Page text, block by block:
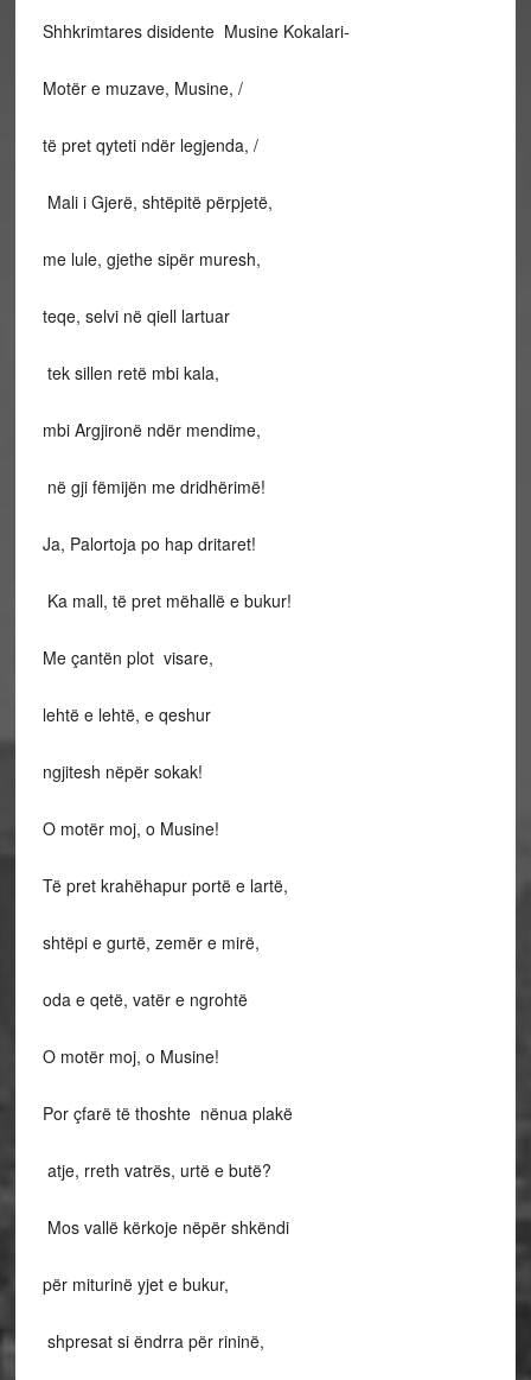
Shhkrimtares disidente Musine Kokalari-
Motër e muzave, Musine, /
të pret qyteti ndër legjenda, /
Mali i Gjerë, shtëpitë përpjetë,
me lule, gjethe sipër muresh,
teqe, selvi në qiell lartuar
tek sillen retë mbi kala,
mbi Argjironë ndër mendime,
në gji fëmijën me dridhërimë!
Ja, Palortoja po hap dritaret!
Ka mall, të pret mëhallë e bukur!
Me çantën plot visare,
lehtë e lehtë, e qeshur
ngjitesh nëpër sokak!
O motër moj, o Musine!
Të pret krahëhapur portë e lartë,
shtëpi e gurtë, zemër e mirë,
oda e qetë, vatër e ngrohtë
O motër moj, o Musine!
Por çfarë të thoshte nënua plakë
atje, rreth vatrës, urtë e butë?
Mos vallë kërkoje nëpër shkëndi
për miturinë yjet e bukur,
shpresat si ëndrra për rininë,